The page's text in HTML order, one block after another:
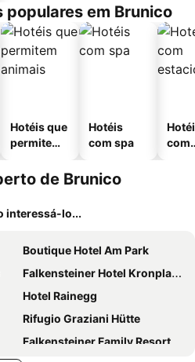
em Brunico
Hotéis que
permitem
Hotéis
com spa
com
de Brunico
interessá-lo...
Boutique Hotel Am Park
Falkensteiner Hotel Kronplatz - The Leading Hotels of the World
Hotel Rainegg
Rifugio Graziani Hütte
Falkensteiner Family Resort Lido